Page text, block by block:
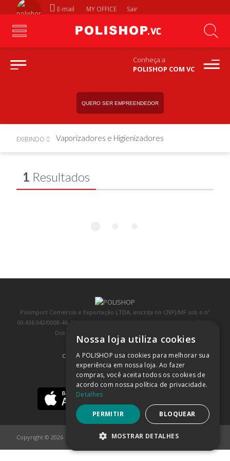
E-mail MY OFFICE Sair
Conheça a
POLISHOP COM VC
QUERO SER EMPREENDEDOR
EXIBINDO Vaporizadores e Higienizadores
1 Resultados
Polimport Comércio e Exportação LTDA, inscrita no CNPJ/MF sob o nº
00.436.042/0008-46, IE 407.458.707.103, com sede na Rua Kanebo, nº 175,
Distrito Industrial, Jundiaí/SP, CEP: 13213-090
COMPRA 100% SEGURA (SAIBA MAIS)
BAIXE NOSSO APP
Copyright © 2026
Nossa loja utiliza cookies
A POLISHOP usa cookies para melhorar sua
experiência em nossa loja. Ao fazer
compras, você aceita todos os cookies de
acordo com nossa política de privacidade.
Detalhes
PERMITIR BLOQUEAR
MOSTRAR DETALHES
ESTRITAMENTE NECESSÁRIOS